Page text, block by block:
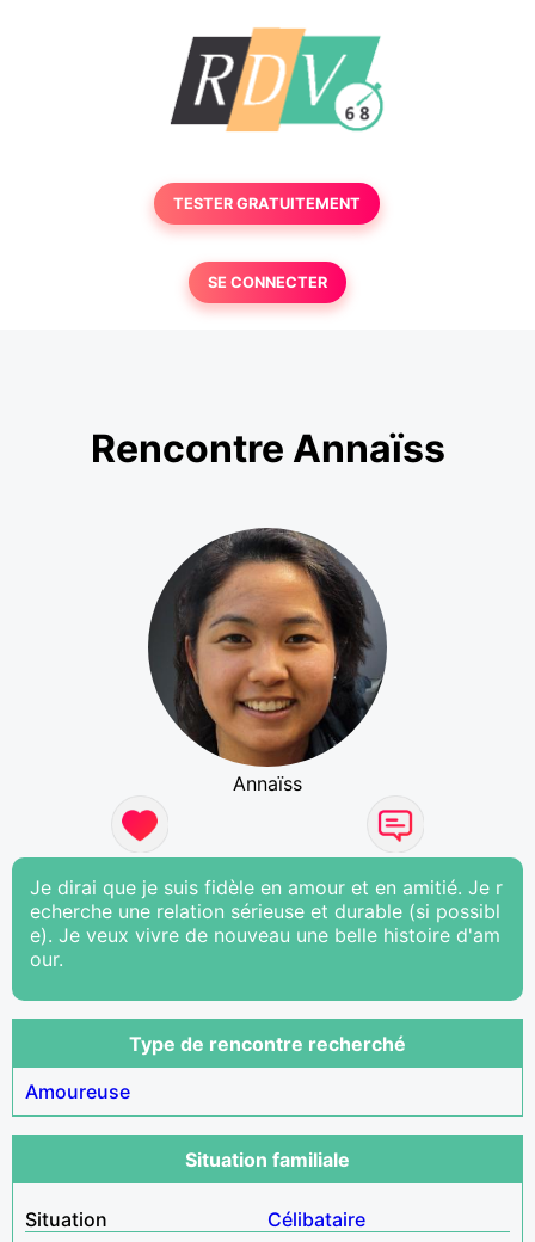
TESTER GRATUITEMENT
SE CONNECTER
Rencontre Annaïss
Annaïss
Je dirai que je suis fidèle en amour et en amitié. Je r
echerche une relation sérieuse et durable (si possibl
e). Je veux vivre de nouveau une belle histoire d'am
our.
Type de rencontre recherché
Amoureuse
Situation familiale
Situation
Célibataire